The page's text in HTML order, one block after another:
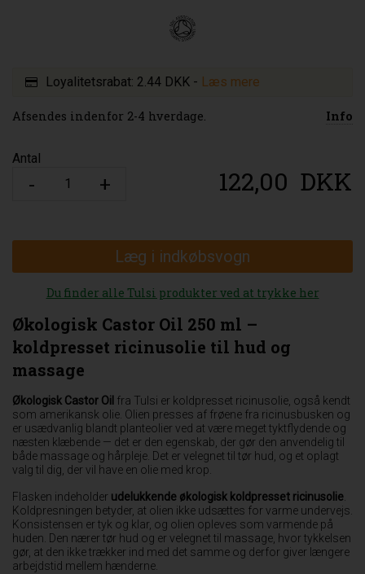
Loyalitetsrabat: 2.44 DKK - Læs mere
Afsendes indenfor 2-4 hverdage. Info
Antal
122,00 DKK
Læg i indkøbsvogn
Du finder alle Tulsi produkter ved at trykke her
Økologisk Castor Oil 250 ml –
koldpresset ricinusolie til hud og
massage
Økologisk Castor Oil fra Tulsi er koldpresset ricinusolie, også kendt
som amerikansk olie. Olien presses af frøene fra ricinusbusken og
er usædvanlig blandt planteolier ved at være meget tyktflydende og
næsten klæbende — det er den egenskab, der gør den anvendelig til
både massage og hårpleje. Det er velegnet til tør hud, og et oplagt
valg til dig, der vil have en olie med krop.
Flasken indeholder udelukkende økologisk koldpresset ricinusolie
Koldpresningen betyder, at olien ikke udsættes for varme undervejs.
Konsistensen er tyk og klar, og olien opleves som varmende på
huden. Den nærer tør hud og er velegnet til massage, hvor tykkelsen
gør, at den ikke trækker ind med det samme og derfor giver længere
arbejdstid mellem hænderne.